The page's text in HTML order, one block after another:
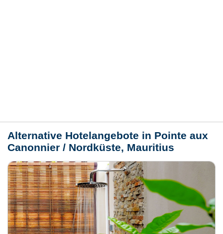
Alternative Hotelangebote in Pointe aux
Canonnier / Nordküste, Mauritius